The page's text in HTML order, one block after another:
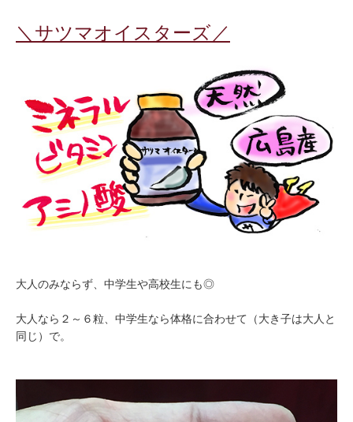
＼サツマオイスターズ／
大人のみならず、中学生や高校生にも◎
大人なら２～６粒、中学生なら体格に合わせて（大き子は大人と
同じ）で。